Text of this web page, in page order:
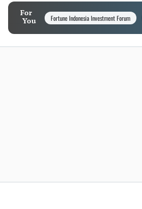
For
You
Fortune Indonesia Investment Forum